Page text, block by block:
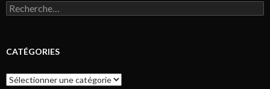
Rechercher :
CATÉGORIES
Catégories